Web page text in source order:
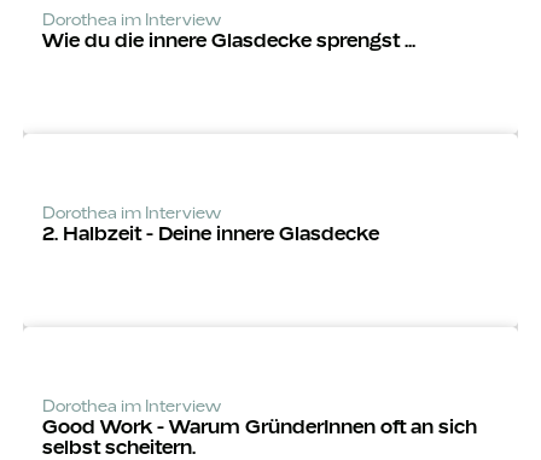
Dorothea im Interview
Wie du die innere Glasdecke sprengst ...
Dorothea im Interview
2. Halbzeit - Deine innere Glasdecke
Dorothea im Interview
Good Work - Warum Grün­derInnen oft an sich
selbst scheitern.